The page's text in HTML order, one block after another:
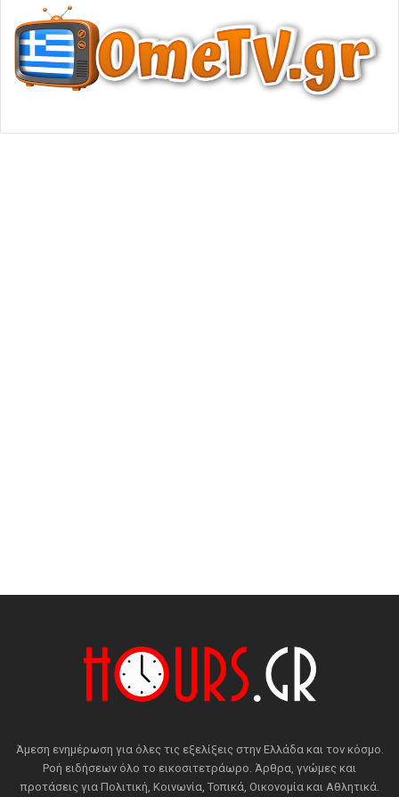
Άμεση ενημέρωση για όλες τις εξελίξεις στην Ελλάδα και τον κόσμο.
Ροή ειδήσεων όλο το εικοσιτετράωρο. Άρθρα, γνώμες και
προτάσεις για Πολιτική, Κοινωνία, Τοπικά, Οικονομία και Αθλητικά.